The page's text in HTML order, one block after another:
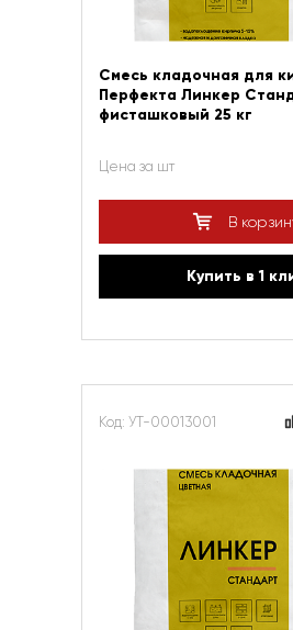
Смесь кладочная для
Перфекта Линкер
фисташковый 25 кг
Цена за шт
В
Купить в 1
Код: УТ-00013001